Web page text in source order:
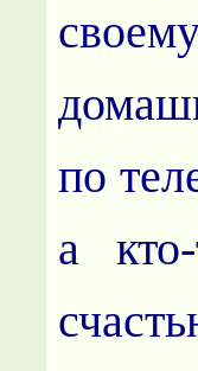
по
а